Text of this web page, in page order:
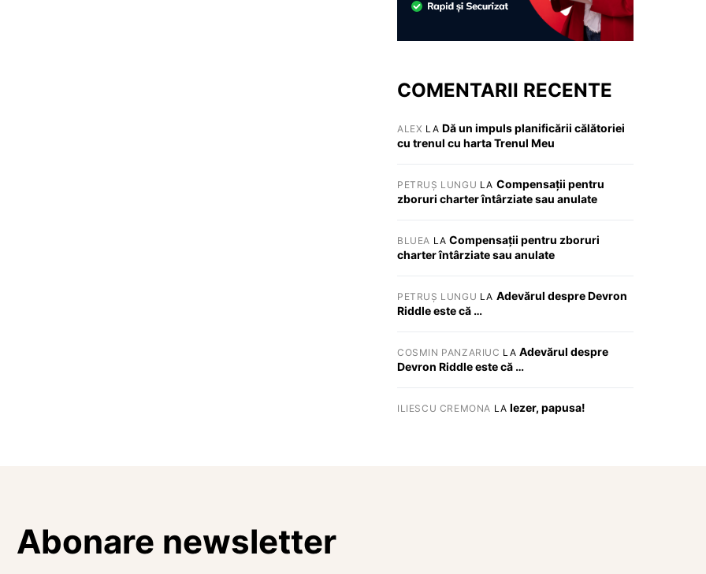
COMENTARII RECENTE
ALEX LA Dă un impuls planificării călătoriei
cu trenul cu harta Trenul Meu
PETRUȘ LUNGU LA Compensații pentru
zboruri charter întârziate sau anulate
BLUEA LACompensații pentru zboruri
charter întârziate sau anulate
PETRUȘ LUNGU LA Adevărul despre Devron
Riddle este că …
COSMIN PANZARIUC LA Adevărul despre
Devron Riddle este că …
ILIESCU CREMONA LA Iezer, papusa!
Abonare newsletter